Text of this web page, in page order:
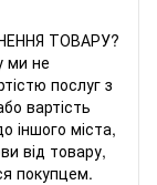
ТОВАРУ?
ми не
послуг з
вартість
іншого міста,
від товару,
покупцем.